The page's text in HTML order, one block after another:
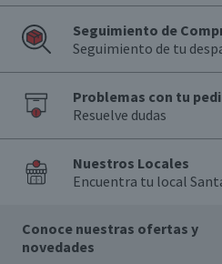
Seguimiento de
Seguimiento de tu
Problemas con tu
Resuelve dudas
Nuestros Locales
Encuentra tu local
Conoce nuestras ofertas y
novedades